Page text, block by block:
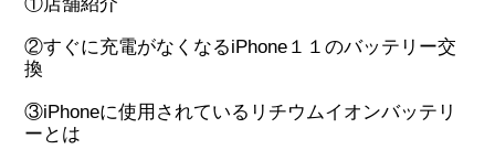
②すぐに充電がなくなるiPhone１１のバッテリー交
換
③iPhoneに使用されているリチウムイオンバッテリ
ーとは